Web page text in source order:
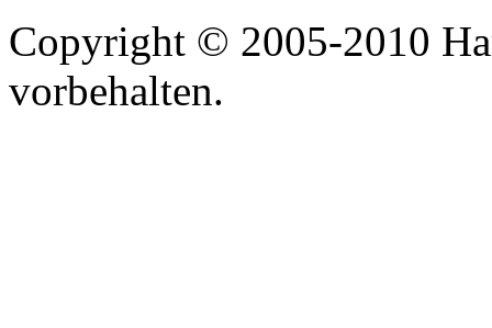
Copyright © 2005-2010
vorbehalten.